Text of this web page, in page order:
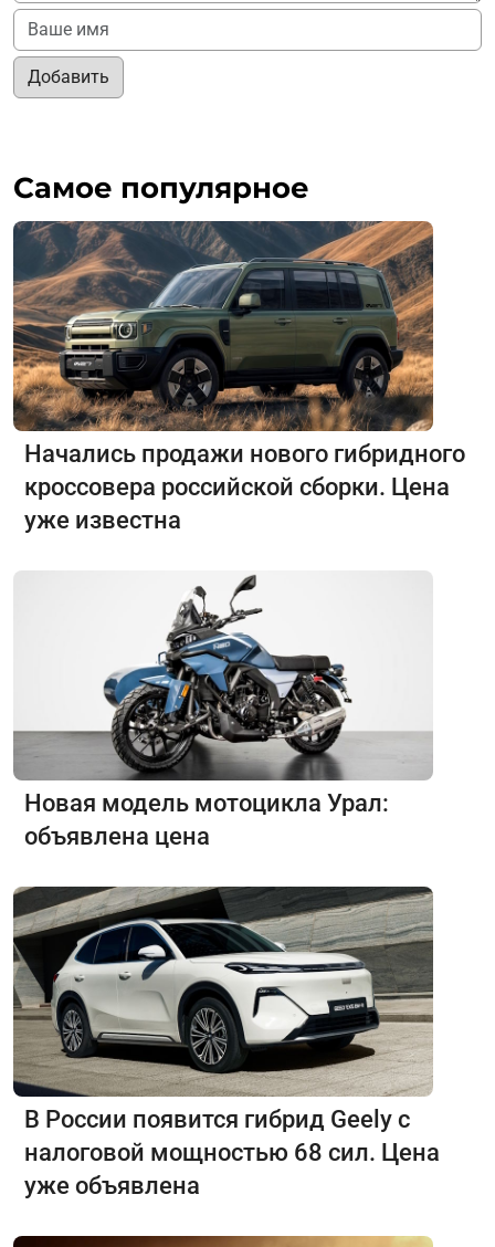
Добавить
Самое популярное
Начались продажи нового гибридного
кроссовера российской сборки. Цена
уже известна
Новая модель мотоцикла Урал:
объявлена цена
В России появится гибрид Geely с
налоговой мощностью 68 сил. Цена
уже объявлена